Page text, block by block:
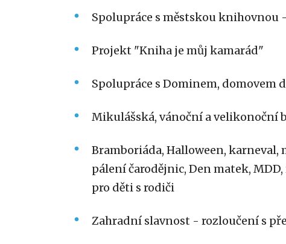
Spolupráce s městskou knihovnou
Projekt "Kniha je můj kamarád"
Spolupráce s Dominem, domovem
Mikulášská, vánoční a velikonoční
Bramboriáda, Halloween,
pálení čarodějnic, Den matek,
pro děti s rodiči
Zahradní slavnost - rozloučení s